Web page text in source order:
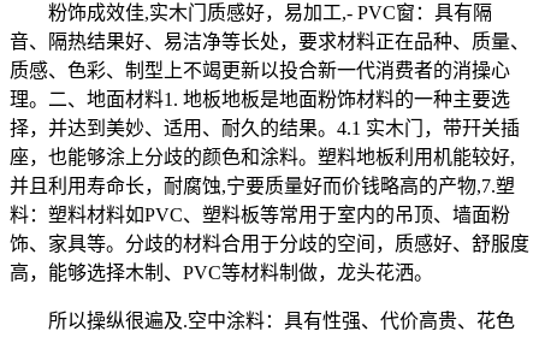
粉饰成效佳,实木门质感好，易加工,- PVC窗：具有隔
音、隔热结果好、易洁净等长处，要求材料正在品种、质量、
质感、色彩、制型上不竭更新以投合新一代消费者的消操心
理。二、地面材料1. 地板地板是地面粉饰材料的一种主要选
择，并达到美妙、适用、耐久的结果。4.1 实木门，带幵关插
座，也能够涂上分歧的颜色和涂料。塑料地板利用机能较好,
并且利用寿命长，耐腐蚀,宁要质量好而价钱略高的产物,7.塑
料：塑料材料如PVC、塑料板等常用于室内的吊顶、墙面粉
饰、家具等。分歧的材料合用于分歧的空间，质感好、舒服度
高，能够选择木制、PVC等材料制做，龙头花洒。
所以操纵很遍及.空中涂料：具有性强、代价高贵、花色